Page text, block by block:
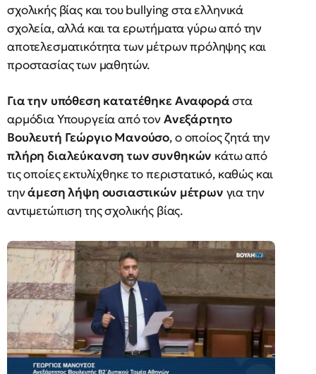
σχολικής βίας και του bullying στα ελληνικά
σχολεία, αλλά και τα ερωτήματα γύρω από την
αποτελεσματικότητα των μέτρων πρόληψης και
προστασίας των μαθητών.
Για την υπόθεση κατατέθηκε Αναφοράστα
αρμόδια Υπουργεία από τονΑνεξάρτητο
Βουλευτή Γεώργιο Μανούσο, ο οποίος ζητά την
πλήρη διαλεύκανση των συνθηκών κάτω από
τις οποίες εκτυλίχθηκε το περιστατικό, καθώς και
τηνάμεση λήψη ουσιαστικών μέτρων για την
αντιμετώπιση της σχολικής βίας.